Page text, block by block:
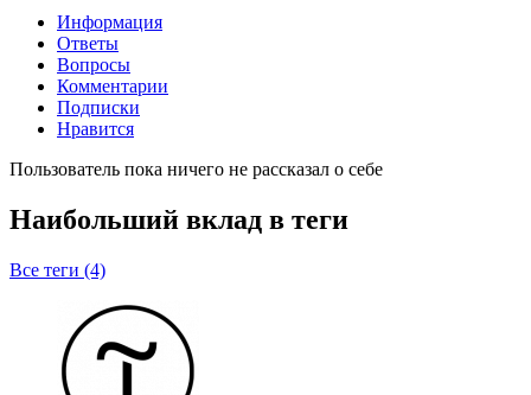
Информация
Ответы
Вопросы
Комментарии
Подписки
Нравится
Пользователь пока ничего не рассказал о себе
Наибольший вклад в теги
Все теги (4)